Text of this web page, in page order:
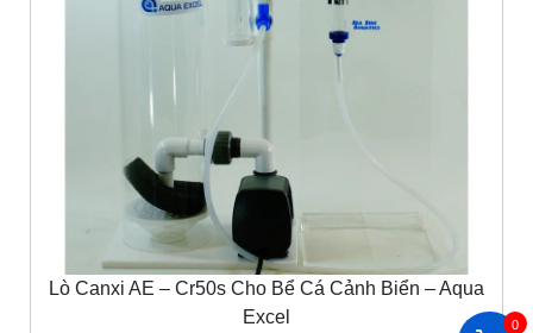
Lò Canxi AE – Cr50s Cho Bể Cá Cảnh Biển – Aqua
Excel
0